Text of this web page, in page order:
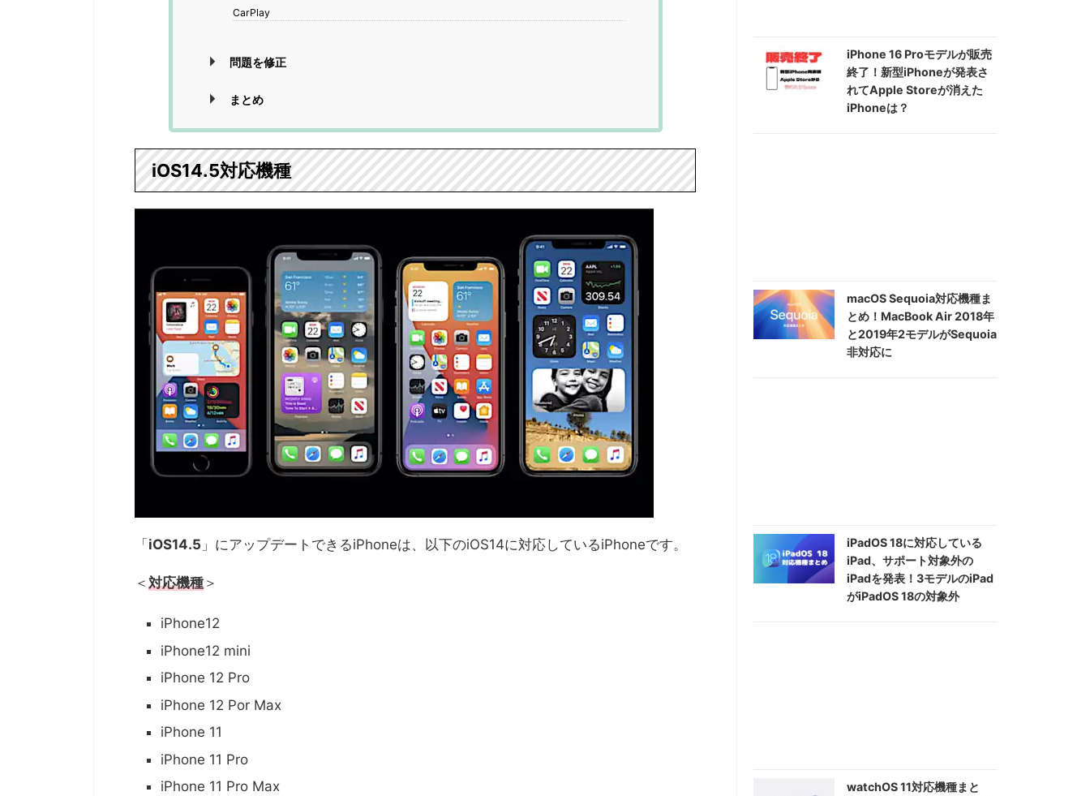
CarPlay
問題を修正
まとめ
iOS14.5対応機種
「 iOS14.5 」にアップデートできるiPhoneは、以下のiOS14に対応しているiPhoneです。
＜ 対応機種 ＞
iPhone12
iPhone12 mini
iPhone 12 Pro
iPhone 12 Por Max
iPhone 11
iPhone 11 Pro
iPhone 11 Pro Max
iPhone 16 Proモデルが販売
終了！新型iPhoneが発表さ
れてApple Storeが消えた
iPhoneは？
macOS Sequoia対応機種ま
とめ！MacBook Air 2018年
と2019年2モデルがSequoia
非対応に
iPadOS 18に対応している
iPad、サポート対象外の
iPadを発表！3モデルのiPad
がiPadOS 18の対象外
watchOS 11対応機種まと